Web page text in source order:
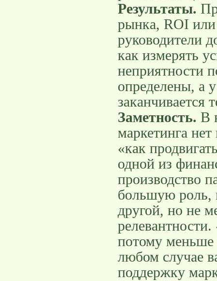
Результаты.
рынка, ROI или
руководители
как измерять
неприятности
определены, а
заканчивается
Заметность. В
маркетинга
«как
одной из
производство
большую роль,
другой, но не
потому
любом случае
поддержку